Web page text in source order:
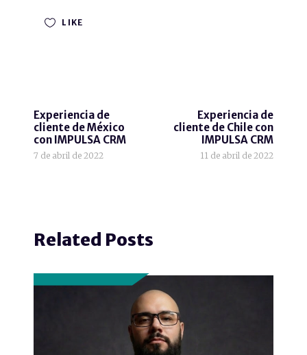
LIKE
Experiencia de
cliente de México
con IMPULSA CRM
7 de abril de 2022
Experiencia de
cliente de Chile con
IMPULSA CRM
11 de abril de 2022
Related Posts